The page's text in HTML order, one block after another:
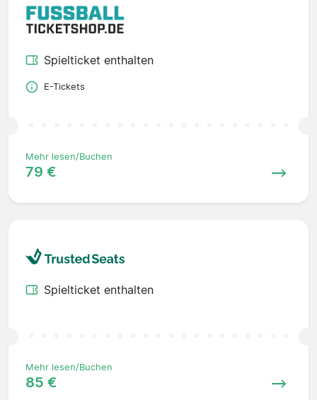
Spielticket enthalten
E-Tickets
Mehr lesen/Buchen
79 €
Spielticket enthalten
Mehr lesen/Buchen
85 €